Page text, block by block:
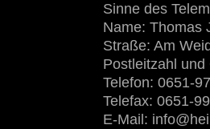
Sinne des
Name: Thomas
Straße: Am
Postleitzahl
Telefon: 0651-
Telefax: 0651-
E-Mail: